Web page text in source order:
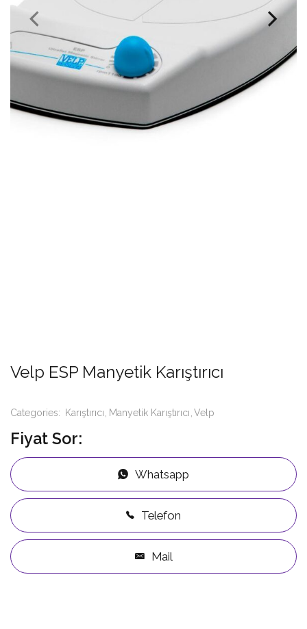
Velp ESP Manyetik Karıştırıcı
Categories: Karıştırıcı Manyetik Karıştırıcı Velp
Fiyat Sor:
Whatsapp
Telefon
Mail